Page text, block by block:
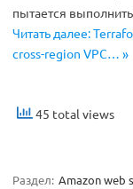
пытается
Читать далее:
cross-region VPC… »
45 total views
Раздел: Amazon web